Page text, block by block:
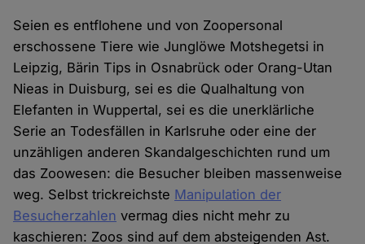
Seien es entflohene und von Zoopersonal
erschossene Tiere wie Junglöwe Motshegetsi in
Leipzig, Bärin Tips in Osnabrück oder Orang-Utan
Nieas in Duisburg, sei es die Qualhaltung von
Elefanten in Wuppertal, sei es die unerklärliche
Serie an Todesfällen in Karlsruhe oder eine der
unzähligen anderen Skandalgeschichten rund um
das Zoowesen: die Besucher bleiben massenweise
weg. Selbst trickreichste Manipulation der
Besucherzahlen vermag dies nicht mehr zu
kaschieren: Zoos sind auf dem absteigenden Ast.